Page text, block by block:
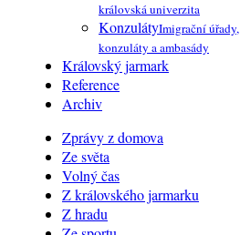
královská univerzita
KonzulátyImigrační úřady,
konzuláty a ambasády
Královský jarmark
Reference
Archiv
Zprávy z domova
Ze světa
Volný čas
Z královského jarmarku
Z hradu